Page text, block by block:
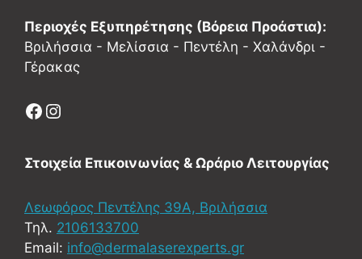
Περιοχές Εξυπηρέτησης (Βόρεια Προάστια):
Βριλήσσια - Μελίσσια - Πεντέλη - Χαλάνδρι -
Γέρακας
Facebook
Instagram
Στοιχεία Επικοινωνίας & Ωράριο Λειτουργίας
Λεωφόρος Πεντέλης 39Α, Βριλήσσια
Τηλ. 2106133700
Email: info@dermalaserexperts.gr